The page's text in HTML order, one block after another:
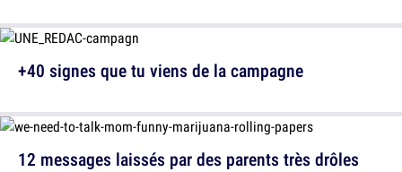
12 messages laissés par des parents très drôles
+40 signes que tu viens de la campagne